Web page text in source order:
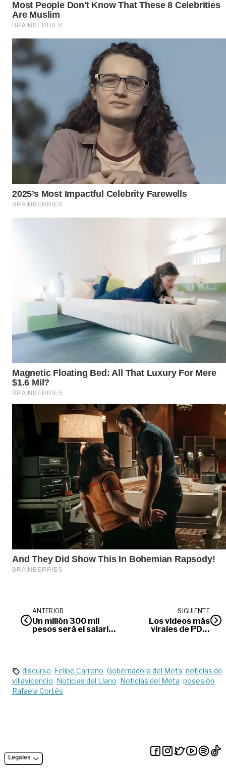
ANTERIOR
Un millón 300 mil
pesos será el salario
SIGUIENTE
Los videos más
virales de PDM
discurso Felipe Carreño Gobernadora del Meta noticias de
villavicencio Noticias del Llano Noticias del Meta posesión
Rafaela Cortés
Legales